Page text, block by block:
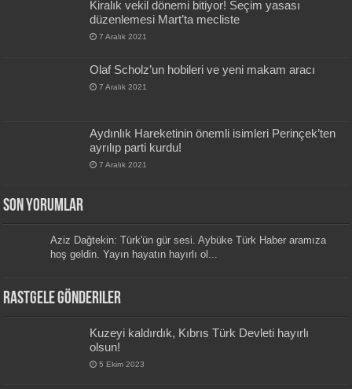
Kiralık vekil dönemi bitiyor! Seçim yasası
düzenlemesi Mart’ta mecliste
7 Aralık 2021
Olaf Scholz’un hobileri ve yeni makam aracı
7 Aralık 2021
Aydınlık Hareketinin önemli isimleri Perinçek’ten
ayrılıp parti kurdu!
7 Aralık 2021
Son Yorumlar
Aziz Dağtekin: Türk'ün gür sesi. Aybüke Türk Haber aramıza
hoş geldin. Yayın hayatın hayırlı ol...
Rastgele Gönderiler
Kuzeyi kaldırdık, Kıbrıs Türk Devleti hayırlı
olsun!
5 Ekim 2023